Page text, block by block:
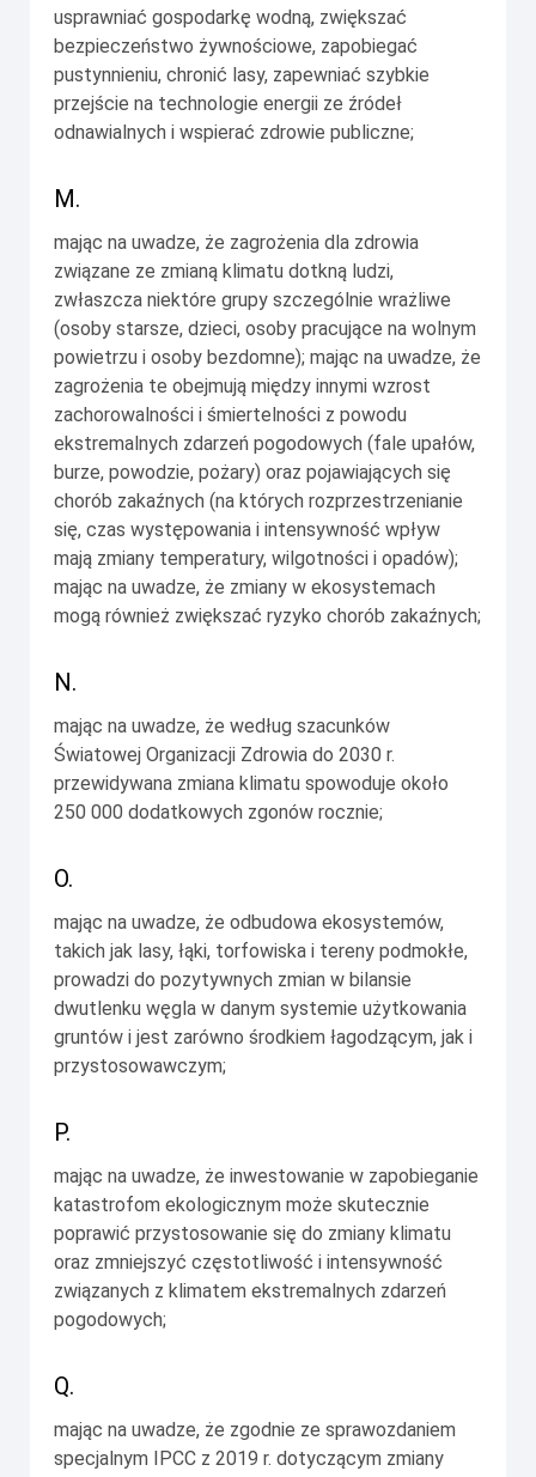
usprawniać gospodarkę wodną, zwiększać
bezpieczeństwo żywnościowe, zapobiegać
pustynnieniu, chronić lasy, zapewniać szybkie
przejście na technologie energii ze źródeł
odnawialnych i wspierać zdrowie publiczne;
M.
mając na uwadze, że zagrożenia dla zdrowia
związane ze zmianą klimatu dotkną ludzi,
zwłaszcza niektóre grupy szczególnie wrażliwe
(osoby starsze, dzieci, osoby pracujące na wolnym
powietrzu i osoby bezdomne); mając na uwadze, że
zagrożenia te obejmują między innymi wzrost
zachorowalności i śmiertelności z powodu
ekstremalnych zdarzeń pogodowych (fale upałów,
burze, powodzie, pożary) oraz pojawiających się
chorób zakaźnych (na których rozprzestrzenianie
się, czas występowania i intensywność wpływ
mają zmiany temperatury, wilgotności i opadów);
mając na uwadze, że zmiany w ekosystemach
mogą również zwiększać ryzyko chorób zakaźnych;
N.
mając na uwadze, że według szacunków
Światowej Organizacji Zdrowia do 2030 r.
przewidywana zmiana klimatu spowoduje około
250 000 dodatkowych zgonów rocznie;
O.
mając na uwadze, że odbudowa ekosystemów,
takich jak lasy, łąki, torfowiska i tereny podmokłe,
prowadzi do pozytywnych zmian w bilansie
dwutlenku węgla w danym systemie użytkowania
gruntów i jest zarówno środkiem łagodzącym, jak i
przystosowawczym;
P.
mając na uwadze, że inwestowanie w zapobieganie
katastrofom ekologicznym może skutecznie
poprawić przystosowanie się do zmiany klimatu
oraz zmniejszyć częstotliwość i intensywność
związanych z klimatem ekstremalnych zdarzeń
pogodowych;
Q.
mając na uwadze, że zgodnie ze sprawozdaniem
specjalnym IPCC z 2019 r. dotyczącym zmiany